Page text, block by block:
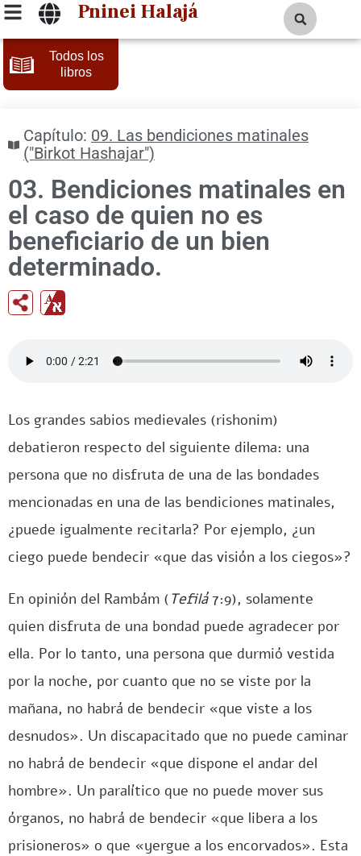
Pninei Halajá
Todos los
libros
Capítulo: 09. Las bendiciones matinales
("Birkot Hashajar")
03. Bendiciones matinales en
el caso de quien no es
beneficiario de un bien
determinado.
Los grandes sabios medievales (rishonim)
debatieron respecto del siguiente dilema: una
persona que no disfruta de una de las bondades
mencionadas en una de las bendiciones matinales,
¿puede igualmente recitarla? Por ejemplo, ¿un
ciego puede bendecir «que das visión a los ciegos»?
En opinión del Rambám (Tefilá7:9), solamente
quien disfruta de una bondad puede agradecer por
ella. Por lo tanto, una persona que durmió vestida
por la noche, por cuanto que no se viste por la
mañana, no habrá de bendecir «que viste a los
desnudos». Un discapacitado que no puede caminar
no habrá de bendecir «que dispone el andar del
hombre». Un paralítico que no puede mover sus
órganos, no habrá de bendecir «que libera a los
prisioneros» o que «yergue a los encorvados». Esta